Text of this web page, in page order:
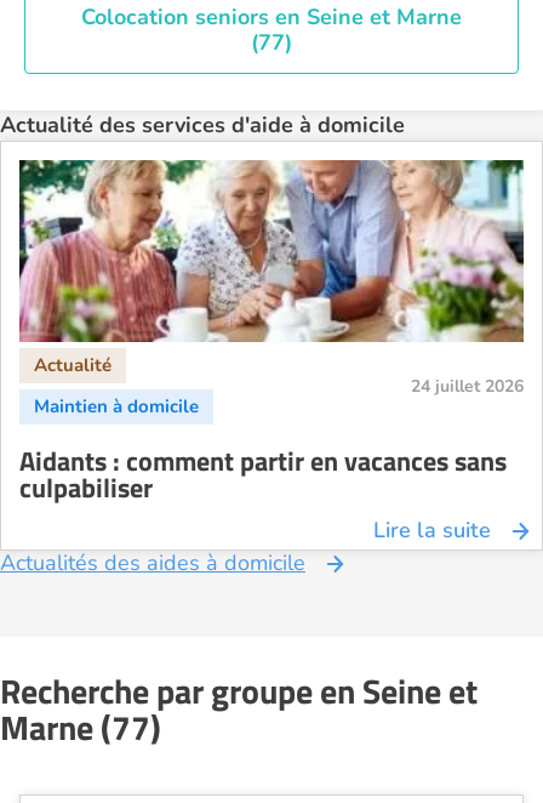
Colocation seniors en Seine et Marne
(77)
Actualité des services d'aide à domicile
24 juillet 2026
Aidants : comment partir en vacances sans
culpabiliser
Lire la suite
Actualités des aides à domicile
Recherche par groupe en Seine et
Marne (77)